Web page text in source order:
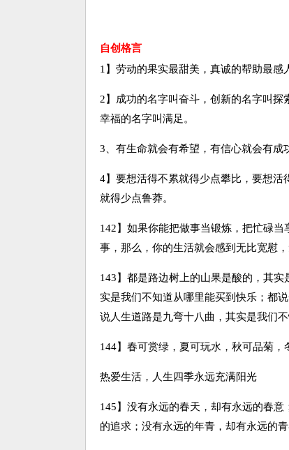
自创格言
1】劳动的果实最甜美，真诚的帮助最感
2】成功的名字叫奋斗，创新的名字叫探
幸福的名字叫满足。
3、有生命就会有希望，有信心就会有成
4】要想活得不累就得少点攀比，要想
就得少点鲁莽。
142】如果你能把做事当锻炼，把忙碌
事，那么，你的生活就会感到无比宽慰
143】都是路边树上的山果是酸的，其
实是我们不知道从哪里能买到快乐；都
说人生道路是九弯十八曲，其实是我们不
144】春可赏绿，夏可玩水，秋可品菊，
热爱生活，人生四季永远充满阳光
145】没有永远的春天，却有永远的春
的追求；没有永远的年青，却有永远的